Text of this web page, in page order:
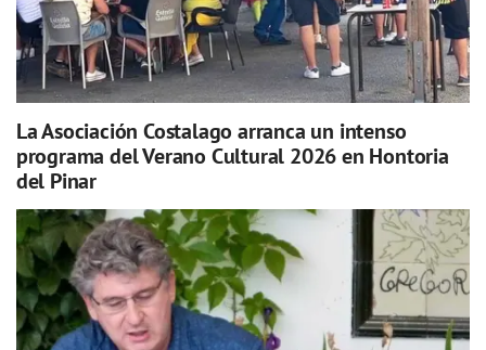
La Asociación Costalago arranca un intenso
programa del Verano Cultural 2026 en Hontoria
del Pinar